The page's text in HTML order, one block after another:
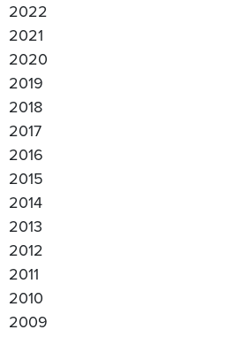
2022
2021
2020
2019
2018
2017
2016
2015
2014
2013
2012
2011
2010
2009